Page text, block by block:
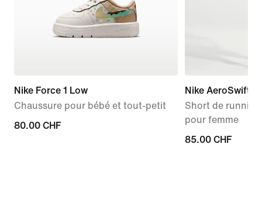
Nike Force 1 Low
Chaussure pour bébé et tout-petit
80.00 CHF
80.00 CHF
Nike AeroSwift
Short de running
pour femme
85.00 CHF
85.00 CHF